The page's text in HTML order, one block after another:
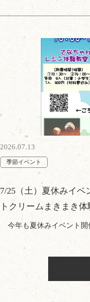
2026.07.13
季節イベント
7/25（土）夏休みイ
トクリームまきまき体
今年も夏休みイベント開